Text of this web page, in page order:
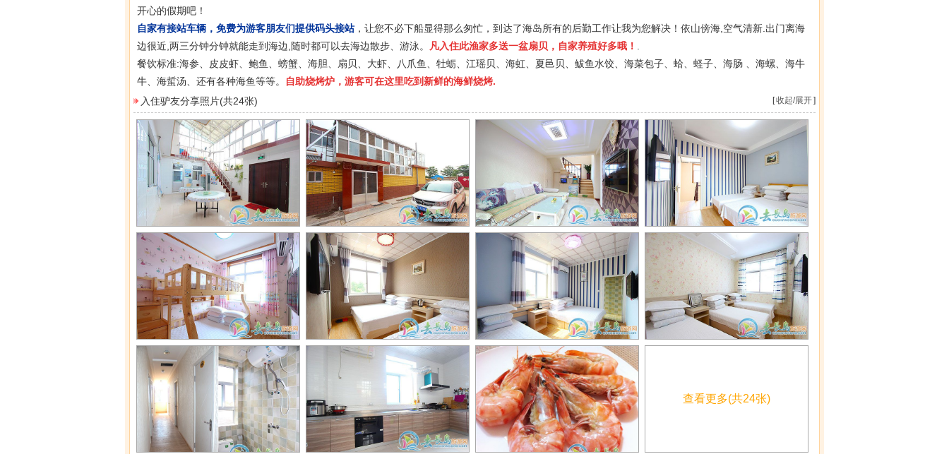
开心的假期吧！
自家有接站车辆，免费为游客朋友们提供码头接站，让您不必下船显得那么匆忙，到达了海岛所有的后勤工作让我为您解决！依山傍海,空气清新.出门离海
边很近,两三分钟分钟就能走到海边,随时都可以去海边散步、游泳。
凡入住此渔家多送一盆扇贝，自家养殖好多哦！
餐饮标准:海参、皮皮虾、鲍鱼、螃蟹、海胆、扇贝、大虾、八爪鱼、牡蛎、江瑶贝、海虹、夏邑贝、鲅鱼水饺、海菜包子、蛤、蛏子、海肠 、海螺、海牛
牛、海蜇汤、还有各种海鱼等等。
自助烧烤炉，游客可在这里吃到新鲜的海鲜烧烤.
[收起/展开]
入住驴友分享照片(共24张)
查看更多(共24张)